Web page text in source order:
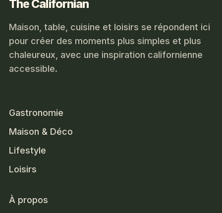
The Californian
Maison, table, cuisine et loisirs se répondent ici
pour créer des moments plus simples et plus
chaleureux, avec une inspiration californienne
accessible.
Gastronomie
Maison & Déco
Lifestyle
Loisirs
À propos